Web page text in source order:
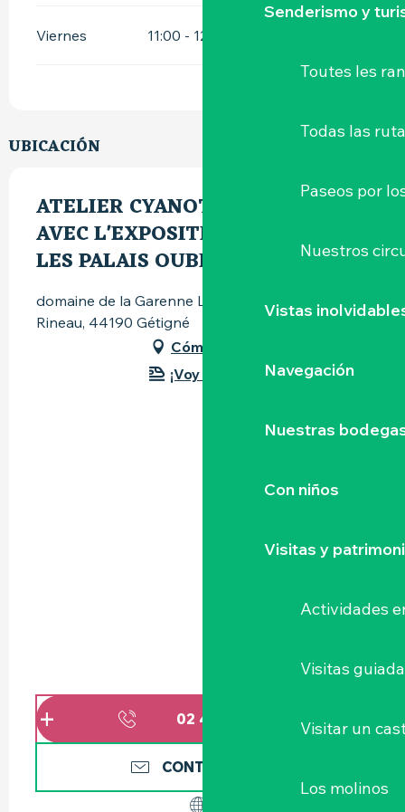
Senderismo y
Toutes les
Todas las
Paseos por
Nuestros
Vistas
Navegación
Nuestras
Con niños
Visitas y
Actividades
Visitas
Visitar un
Los molinos
Viernes 11:00 - 12:00
UBICACIÓN
ATELIER CYANOTYPE EN LIEN
AVEC L'EXPOSITION VEDUTA -
LES PALAIS OUBLIÉS
domaine de la Garenne Lemot, avenue Xavier-
Rineau, 44190 Gétigné
Cómo llegar
¡Voy en tren!
02 40 54 75
CONTÁCTENOS